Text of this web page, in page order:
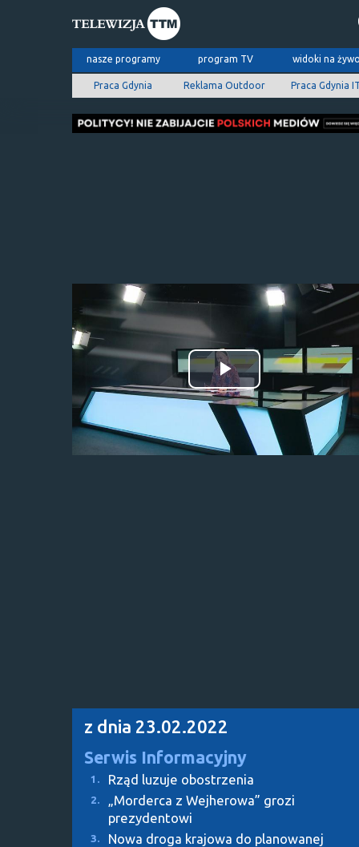
nasze programy program TV widoki na
Praca Gdynia Reklama Outdoor Praca Gdynia
Odtwórz
wideo
z dnia 23.02.2022
Serwis Informacyjny
1. Rząd luzuje obostrzenia
2.
„Morderca z Wejherowa” grozi
prezydentowi
3.
Nowa droga krajowa do planowanej